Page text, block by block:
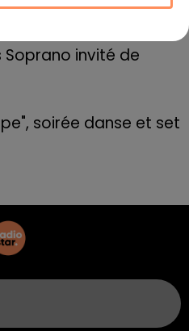
Soprano invité de
soirée danse et set